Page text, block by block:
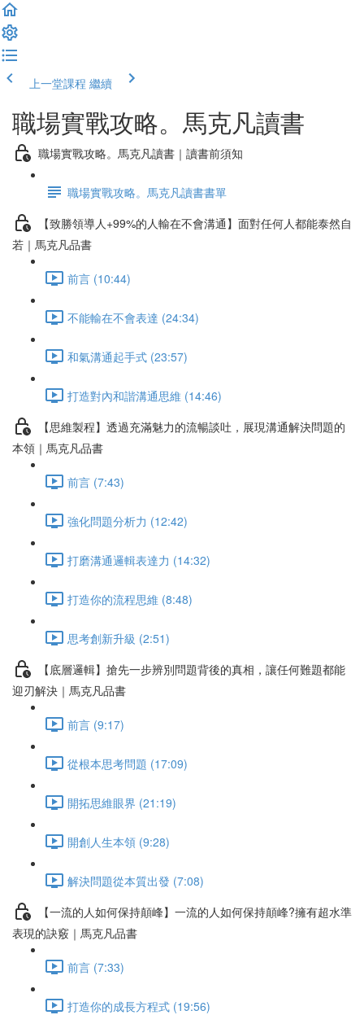
上一堂課程 繼續
職場實戰攻略。馬克凡讀書
職場實戰攻略。馬克凡讀書｜讀書前須知
職場實戰攻略。馬克凡讀書書單
【致勝領導人+99%的人輸在不會溝通】面對任何人都能泰然自
若｜馬克凡品書
前言 (10:44)
不能輸在不會表達 (24:34)
和氣溝通起手式 (23:57)
打造對內和諧溝通思維 (14:46)
【思維製程】透過充滿魅力的流暢談吐，展現溝通解決問題的
本領｜馬克凡品書
前言 (7:43)
強化問題分析力 (12:42)
打磨溝通邏輯表達力 (14:32)
打造你的流程思維 (8:48)
思考創新升級 (2:51)
【底層邏輯】搶先一步辨別問題背後的真相，讓任何難題都能
迎刃解決｜馬克凡品書
前言 (9:17)
從根本思考問題 (17:09)
開拓思維眼界 (21:19)
開創人生本領 (9:28)
解決問題從本質出發 (7:08)
【一流的人如何保持顛峰】一流的人如何保持顛峰?擁有超水準
表現的訣竅｜馬克凡品書
前言 (7:33)
打造你的成長方程式 (19:56)